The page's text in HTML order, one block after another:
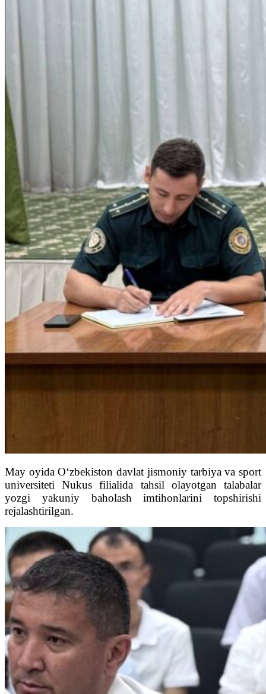
May oyida O‘zbekiston davlat jismoniy tarbiya va sport
universiteti Nukus filialida tahsil olayotgan talabalar
yozgi yakuniy baholash imtihonlarini topshirishi
rejalashtirilgan.